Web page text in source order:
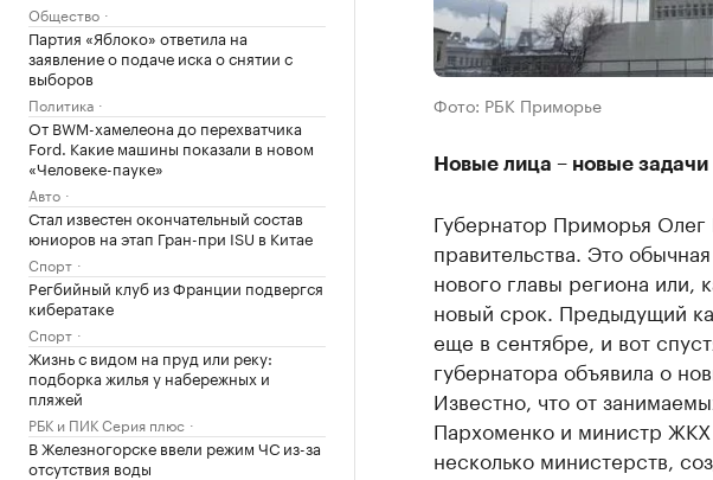
Общество
Партия «Яблоко» ответила на
заявление о подаче иска о снятии с
выборов
Политика
От BWM-хамелеона до перехватчика
Ford. Какие машины показали в новом
«Человеке-пауке»
Авто
Стал известен окончательный состав
юниоров на этап Гран-при ISU в Китае
Спорт
Регбийный клуб из Франции подвергся
кибератаке
Спорт
Жизнь с видом на пруд или реку:
подборка жилья у набережных и
пляжей
РБК и ПИК Серия плюс
В Железногорске ввели режим ЧС из-за
отсутствия воды
Фото: РБК Приморье
Новые лица – новые задачи
Губернатор Приморья
правительства. Это
нового главы региона или,
новый срок. Предыдущий
еще в сентябре, и вот
губернатора объявила о
Известно, что от
Пархоменко и министр
несколько министерств,